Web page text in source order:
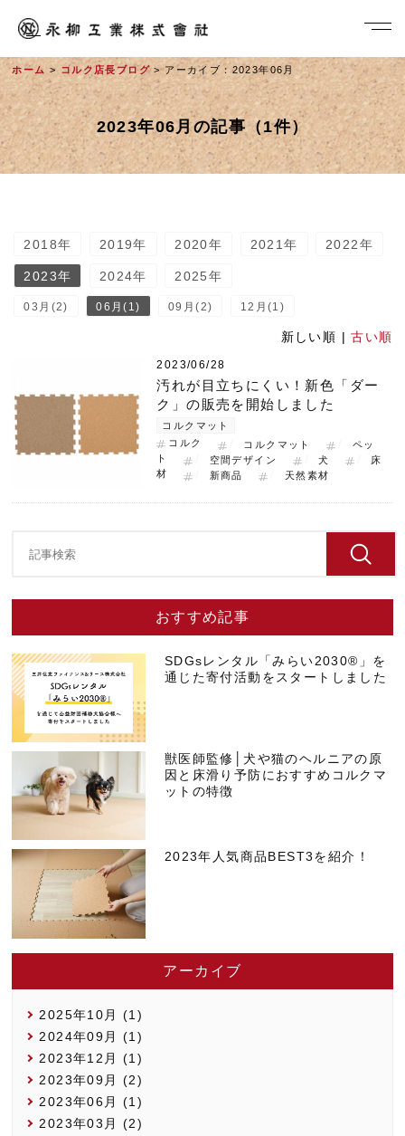
ホーム > コルク店長ブログ> アーカイブ：2023年06月
2023年06月の記事（1件）
2018年 2019年 2020年 2021年 2022年
2023年 2024年 2025年
03月(2) 06月(1) 09月(2) 12月(1)
新しい順 |古い順
2023/06/28
汚れが目立ちにくい！新色「ダー
ク」の販売を開始しました
コルクマット
コルク
コルクマット
ペッ
ト
空間デザイン 犬
床
材
新商品 天然素材
おすすめ記事
SDGsレンタル「みらい2030®」を
通じた寄付活動をスタートしました
獣医師監修│犬や猫のヘルニアの原
因と床滑り予防におすすめコルクマ
ットの特徴
2023年人気商品BEST3を紹介！
アーカイブ
2025年10月 (1)
2024年09月 (1)
2023年12月 (1)
2023年09月 (2)
2023年06月 (1)
2023年03月 (2)